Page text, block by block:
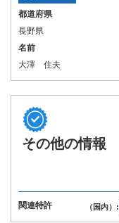
都道府県
長野県
名前
大澤 住夫
その他の情報
関連特許 （国内）: